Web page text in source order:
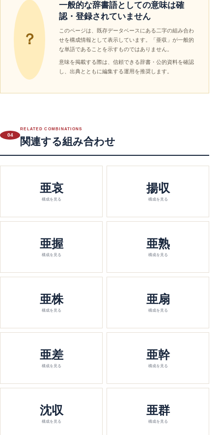
？
一般的な辞書語としての意味は確
認・登録されていません
このページは、既存データベースにある二字の組み合わ
せを構成情報として表示しています。「亜収」が一般的
な単語であることを示すものではありません。
意味を掲載する際は、信頼できる辞書・公的資料を確認
し、出典とともに編集する運用を推奨します。
04
RELATED COMBINATIONS
関連する組み合わせ
亜哀
構成を見る
揚収
構成を見る
亜握
構成を見る
亜熟
構成を見る
亜株
構成を見る
亜扇
構成を見る
亜差
構成を見る
亜幹
構成を見る
沈収
構成を見る
亜群
構成を見る